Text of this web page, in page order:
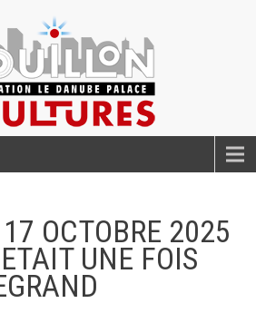
OCTOBRE 2025
UNE FOIS